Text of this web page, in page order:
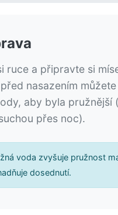
ruce a připravte si
nasazením
aby byla pružnější
přes noc).
voda zvyšuje pružnost
dosednutí.